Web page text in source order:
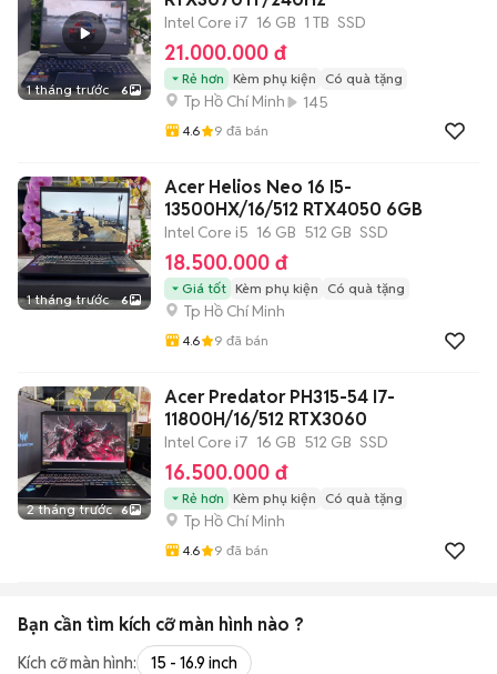
1 tháng trước 6
Intel Core i7 16 GB 1 TB SSD
21.000.000 đ
Rẻ hơn Kèm phụ kiện Có quà tặng
Tp Hồ Chí Minh 145
4.6 9 đã bán
1 tháng trước 6
Acer Helios Neo 16 I5-
13500HX/16/512 RTX4050 6GB
Intel Core i5 16 GB 512 GB SSD
18.500.000 đ
Giá tốt Kèm phụ kiện Có quà tặng
Tp Hồ Chí Minh
4.6 9 đã bán
2 tháng trước 6
Acer Predator PH315-54 I7-
11800H/16/512 RTX3060
Intel Core i7 16 GB 512 GB SSD
16.500.000 đ
Rẻ hơn Kèm phụ kiện Có quà tặng
Tp Hồ Chí Minh
4.6 9 đã bán
Bạn cần tìm kích cỡ màn hình nào ?
Kích cỡ màn hình: 15 - 16.9 inch